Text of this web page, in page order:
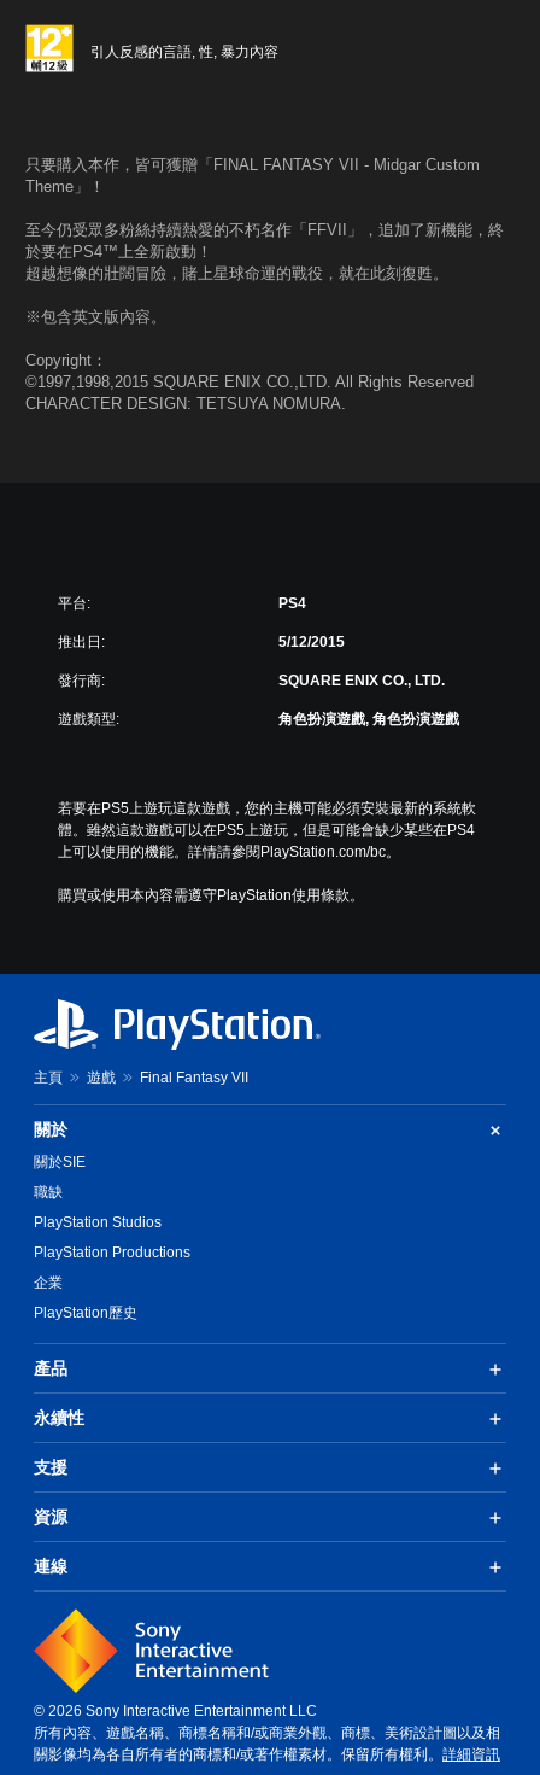
引人反感的言語, 性, 暴力內容
只要購入本作，皆可獲贈「FINAL FANTASY VII - Midgar Custom
Theme」！
至今仍受眾多粉絲持續熱愛的不朽名作「FFVII」，追加了新機能，終
於要在PS4™上全新啟動！
超越想像的壯闊冒險，賭上星球命運的戰役，就在此刻復甦。
※包含英文版內容。
Copyright：
©1997,1998,2015 SQUARE ENIX CO.,LTD. All Rights Reserved
CHARACTER DESIGN: TETSUYA NOMURA.
平台: PS4
推出日: 5/12/2015
發行商: SQUARE ENIX CO., LTD.
遊戲類型: 角色扮演遊戲, 角色扮演遊戲
若要在PS5上遊玩這款遊戲，您的主機可能必須安裝最新的系統軟
體。雖然這款遊戲可以在PS5上遊玩，但是可能會缺少某些在PS4
上可以使用的機能。詳情請參閱PlayStation.com/bc。
購買或使用本內容需遵守PlayStation使用條款。
主頁 遊戲 Final Fantasy VII
關於
關於SIE
職缺
PlayStation Studios
PlayStation Productions
企業
PlayStation歷史
產品
永續性
支援
資源
連線
© 2026 Sony Interactive Entertainment LLC
所有內容、遊戲名稱、商標名稱和/或商業外觀、商標、美術設計圖以及相
關影像均為各自所有者的商標和/或著作權素材。保留所有權利。 詳細資訊